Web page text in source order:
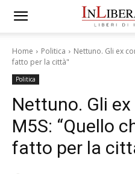
Home Politica
Nettuno. Gli ex
fatto per la città"
Politica
Nettuno. Gli
M5S: “Quello
fatto per la